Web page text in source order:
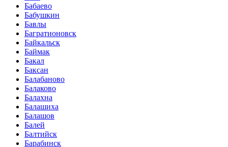
Бабаево
Бабушкин
Бавлы
Багратионовск
Байкальск
Баймак
Бакал
Баксан
Балабаново
Балаково
Балахна
Балашиха
Балашов
Балей
Балтийск
Барабинск